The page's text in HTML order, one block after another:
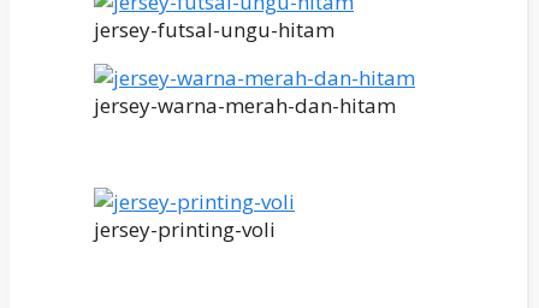
jersey-futsal-ungu-hitam
jersey-warna-merah-dan-hitam
jersey-printing-voli